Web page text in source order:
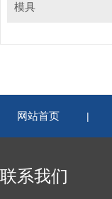
模具
网站首页 |
联系我们